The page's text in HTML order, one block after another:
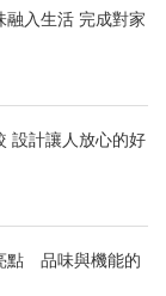
融入生活 完成對家
設計讓人放心的好
點 品味與機能的